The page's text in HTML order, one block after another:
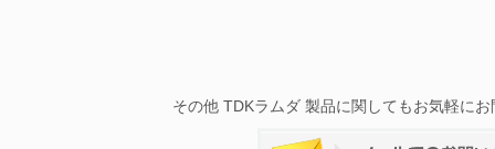
その他 TDKラムダ 製品に関してもお気軽に